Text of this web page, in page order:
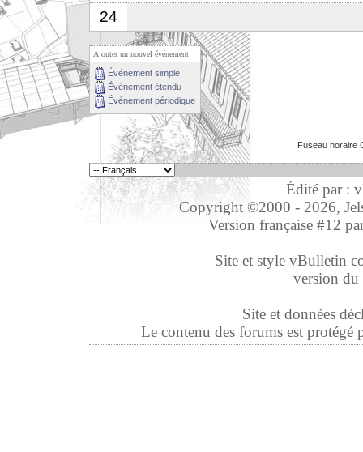
24
Ajouter un nouvel événement
Événement simple
Événement étendu
Événement périodique
Fuseau horaire
Édité par :
Copyright ©2000 - 2026,
Version française #12
Site et style vBulletin
version
Site et données
Le contenu des forums est protégé